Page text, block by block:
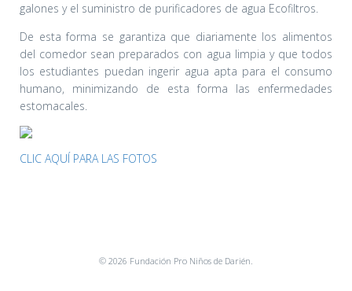
galones y el suministro de purificadores de agua Ecofiltros.
De esta forma se garantiza que diariamente los alimentos
del comedor sean preparados con agua limpia y que todos
los estudiantes puedan ingerir agua apta para el consumo
humano, minimizando de esta forma las enfermedades
estomacales.
CLIC AQUÍ PARA LAS FOTOS
© 2026 Fundación Pro Niños de Darién.